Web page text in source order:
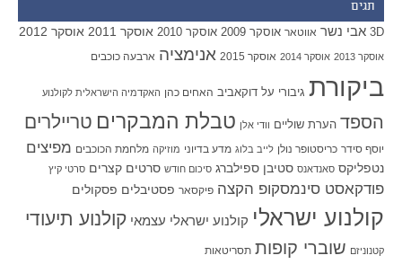
תגים
3D אבי נשר אווטאר אוסקר 2009 אוסקר 2010 אוסקר 2011 אוסקר 2012
אוסקר 2013 אוסקר 2014 אוסקר 2015 אנימציה ארבעה כוכבים
ביקורת גיבורי על דוקאביב האחים כהן האקדמיה הישראלית לקולנוע
הספד הערת שוליים וודי אלן טבלת המבקרים טריילרים
יוסף סידר כריסטופר נולן לייב בלוג מדע בדיוני מוזיקה מלחמת הכוכבים מפיצים
נטפליקס סאנדאנס סטיבן ספילברג סיכום חודש סרטים קצרים סרטי קיץ
פודקאסט סינמסקופ הקצה פיקסאר פסטיבלים פסקולים
קולנוע ישראלי קולנוע ישראלי עצמאי קולנוע תיעודי
קטנוניזם שוברי קופות תסריטאות